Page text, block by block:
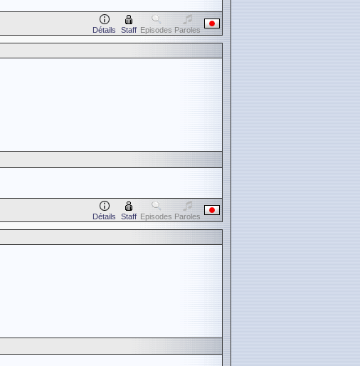
Détails Staff Episodes Paroles
Détails Staff Episodes Paroles